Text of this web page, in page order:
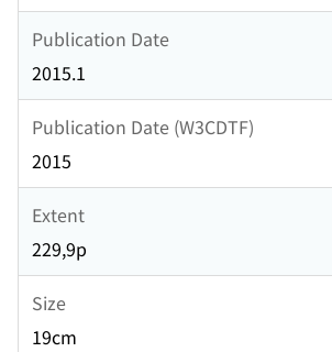
Publication Date
2015.1
Publication Date (W3CDTF)
2015
Extent
229,9p
Size
19cm